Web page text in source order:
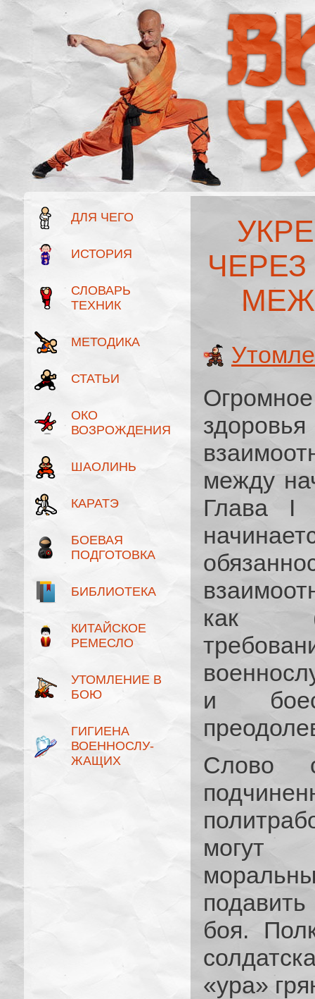
ДЛЯ ЧЕГО
ИСТОРИЯ
СЛОВАРЬ
ТЕХНИК
МЕТОДИКА
СТАТЬИ
ОКО
ВОЗРОЖДЕНИЯ
ШАОЛИНЬ
КАРАТЭ
БОЕВАЯ
ПОДГОТОВКА
БИБЛИОТЕКА
КИТАЙСКОЕ
РЕМЕСЛО
УТОМЛЕНИЕ В
БОЮ
ГИГИЕНА
ВОЕННОСЛУ­
ЖАЩИХ
между
Глава I
как
и
Слово
могут
боя.
«ура»